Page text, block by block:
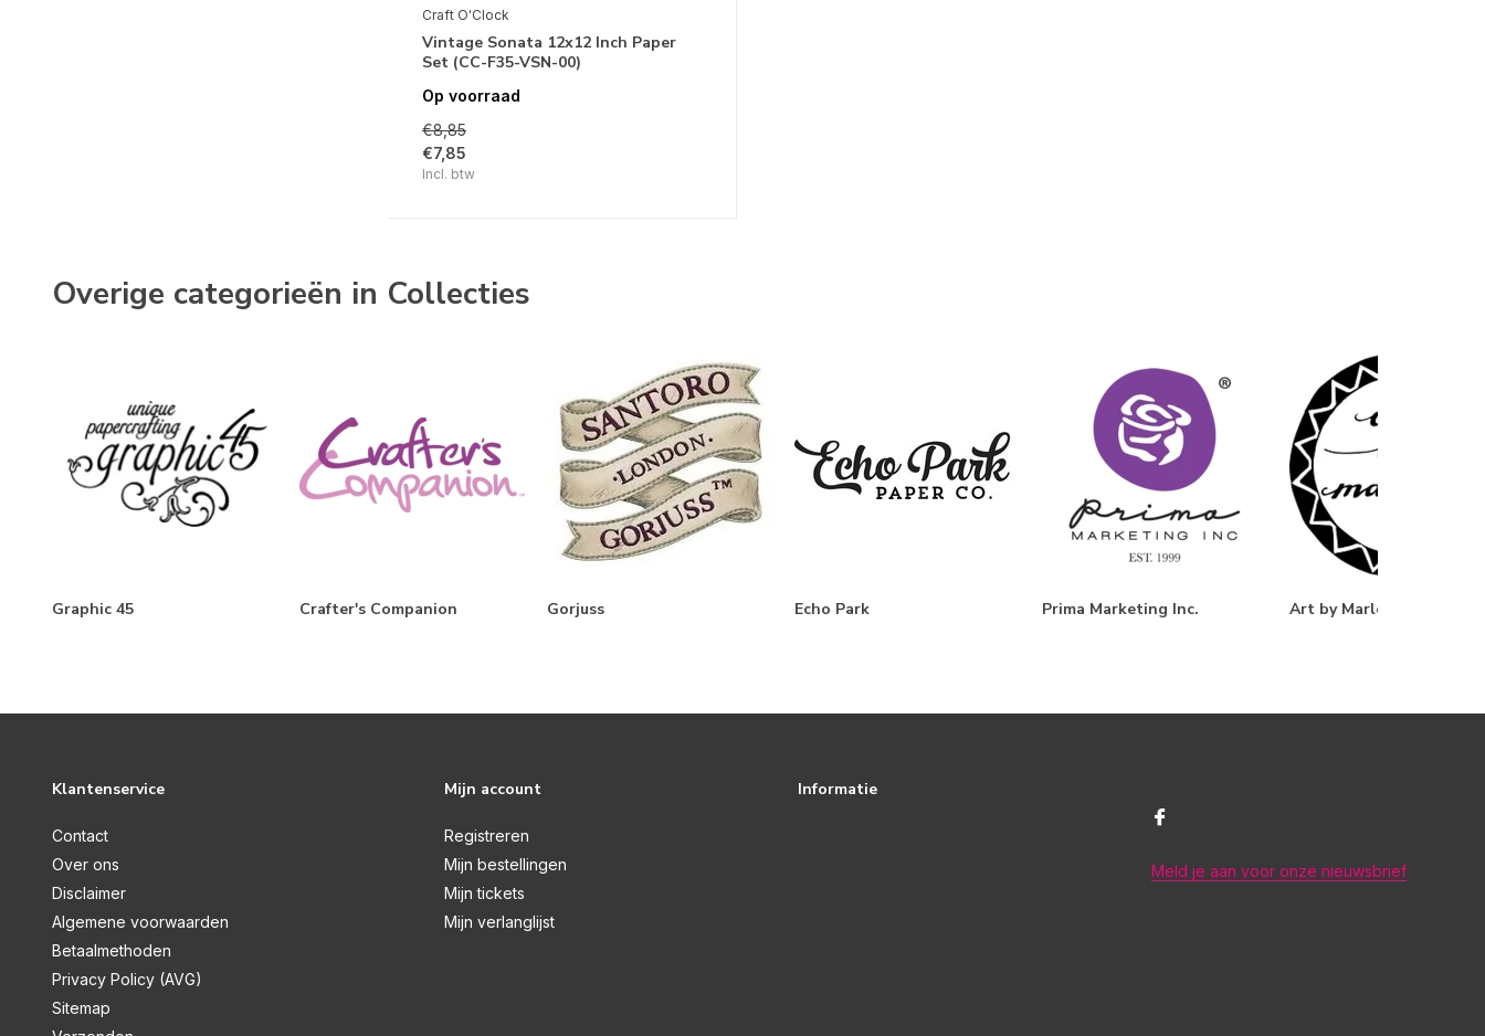
Craft O'Clock
Thema's
Vintage(5)
Craft O'Clock
Vintage Sonata 12x12 Inch Paper
Set (CC-F35-VSN-00)
Op voorraad
€8,85
€7,85
Incl. btw
Overige categorieën in Collecties
Graphic 45 Crafter's Companion Gorjuss Echo Park Prima Marketing Inc. Art by Marlene
Klantenservice
Contact
Over ons
Disclaimer
Algemene voorwaarden
Betaalmethoden
Privacy Policy (AVG)
Sitemap
Mijn account
Registreren
Mijn bestellingen
Mijn tickets
Mijn verlanglijst
Informatie
Meld je aan voor onze nieuwsbrief